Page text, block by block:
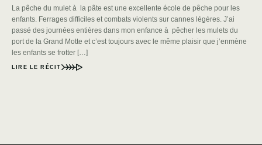
La pêche du mulet à la pâte est une excellente école de pêche pour les
enfants. Ferrages difficiles et combats violents sur cannes légères. J’ai
passé des journées entières dans mon enfance à pêcher les mulets du
port de la Grand Motte et c’est toujours avec le même plaisir que j’enmène
les enfants se frotter […]
LIRE LE RÉCIT